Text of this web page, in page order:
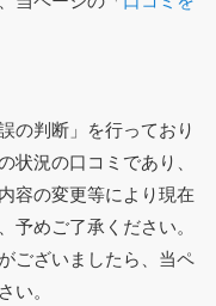
の判断」を行っており
状況の口コミであり、
容の変更等により現在
予めご了承ください。
ございましたら、当ペ
い。